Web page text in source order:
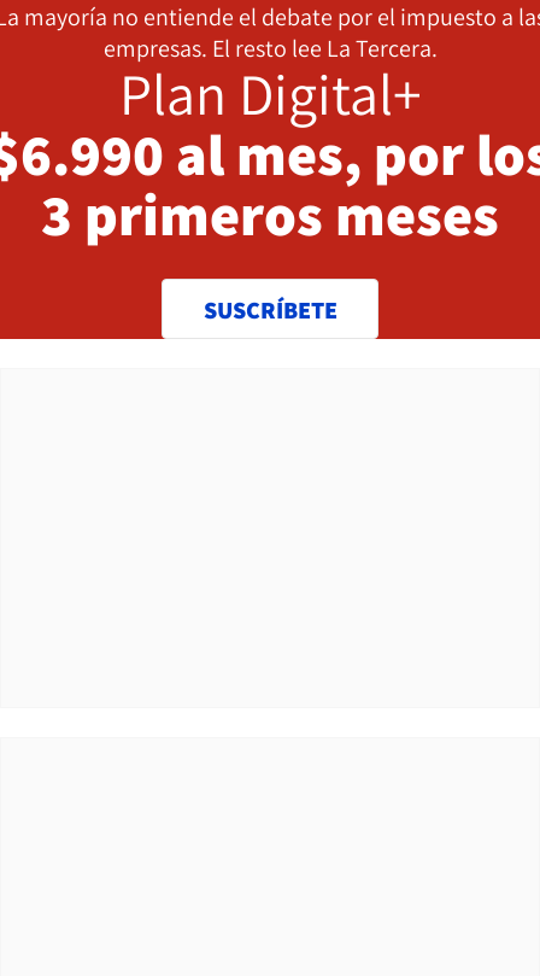
mayoría no entiende el debate por el impuesto a
empresas. El resto lee La Tercera.
Plan Digital+
al mes, por
3 primeros meses
SUSCRÍBETE